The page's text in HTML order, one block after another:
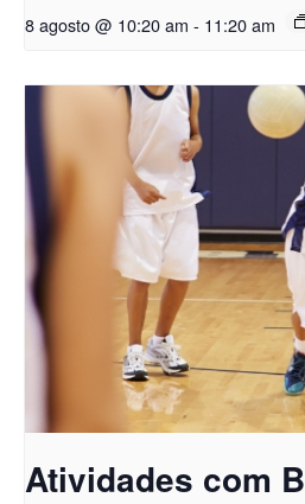
8 agosto @ 10:20 am - 11:20 am
Atividades com